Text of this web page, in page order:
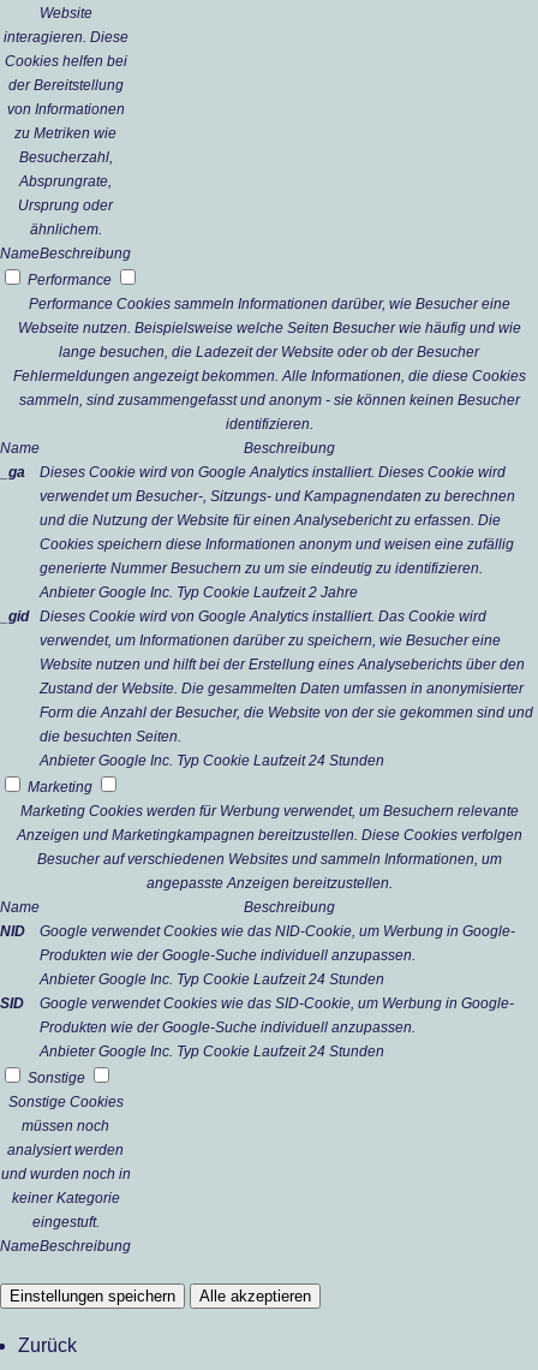
Website
interagieren. Diese
Cookies helfen bei
der Bereitstellung
von Informationen
zu Metriken wie
Besucherzahl,
Absprungrate,
Ursprung oder
ähnlichem.
NameBeschreibung
Performance
Performance Cookies sammeln Informationen darüber, wie Besucher eine
Webseite nutzen. Beispielsweise welche Seiten Besucher wie häufig und wie
lange besuchen, die Ladezeit der Website oder ob der Besucher
Fehlermeldungen angezeigt bekommen. Alle Informationen, die diese Cookies
sammeln, sind zusammengefasst und anonym - sie können keinen Besucher
identifizieren.
Name
Beschreibung
_ga
Dieses Cookie wird von Google Analytics installiert. Dieses Cookie wird
verwendet um Besucher-, Sitzungs- und Kampagnendaten zu berechnen
und die Nutzung der Website für einen Analysebericht zu erfassen. Die
Cookies speichern diese Informationen anonym und weisen eine zufällig
generierte Nummer Besuchern zu um sie eindeutig zu identifizieren.
Anbieter Google Inc. Typ Cookie Laufzeit 2 Jahre
_gid
Dieses Cookie wird von Google Analytics installiert. Das Cookie wird
verwendet, um Informationen darüber zu speichern, wie Besucher eine
Website nutzen und hilft bei der Erstellung eines Analyseberichts über den
Zustand der Website. Die gesammelten Daten umfassen in anonymisierter
Form die Anzahl der Besucher, die Website von der sie gekommen sind und
die besuchten Seiten.
Anbieter Google Inc. Typ Cookie Laufzeit 24 Stunden
Marketing
Marketing Cookies werden für Werbung verwendet, um Besuchern relevante
Anzeigen und Marketingkampagnen bereitzustellen. Diese Cookies verfolgen
Besucher auf verschiedenen Websites und sammeln Informationen, um
angepasste Anzeigen bereitzustellen.
Name
Beschreibung
NID
Google verwendet Cookies wie das NID-Cookie, um Werbung in Google-
Produkten wie der Google-Suche individuell anzupassen.
Anbieter Google Inc. Typ Cookie Laufzeit 24 Stunden
SID
Google verwendet Cookies wie das SID-Cookie, um Werbung in Google-
Produkten wie der Google-Suche individuell anzupassen.
Anbieter Google Inc. Typ Cookie Laufzeit 24 Stunden
Sonstige
Sonstige Cookies
müssen noch
analysiert werden
und wurden noch in
keiner Kategorie
eingestuft.
NameBeschreibung
Einstellungen speichern Alle akzeptieren
Zurück